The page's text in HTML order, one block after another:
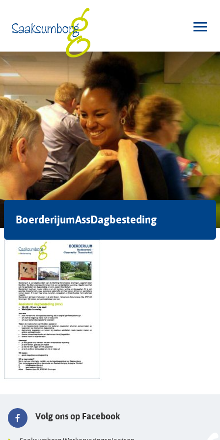
BoerderijumAssDagbesteding
Volg ons op Facebook